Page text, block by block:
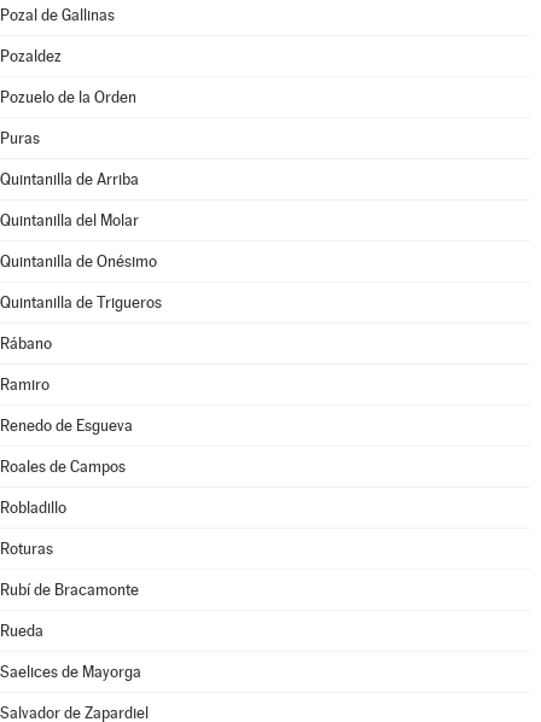
Pozal de Gallinas
Pozaldez
Pozuelo de la Orden
Puras
Quintanilla de Arriba
Quintanilla del Molar
Quintanilla de Onésimo
Quintanilla de Trigueros
Rábano
Ramiro
Renedo de Esgueva
Roales de Campos
Robladillo
Roturas
Rubí de Bracamonte
Rueda
Saelices de Mayorga
Salvador de Zapardiel